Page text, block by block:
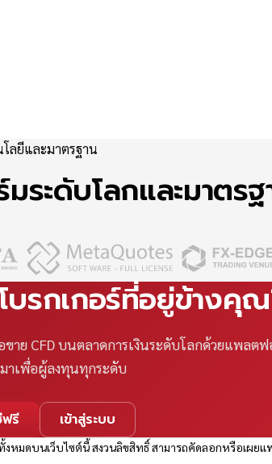
โลยีและมาตรฐาน
ะดับโลกและมาตรฐ
บรกเกอร์ที่อยู่ข้างคุ
าย CFD บนตลาดการเงินระดับโลกด้วยแพลตฟ
าเพื่อผู้ลงทุนทุกระดับ
รี เข้าสู่ระบบ
งหมดบนเว็บไซต์นี้ สงวนลิขสิทธิ์ สามารถคัดลอกหรือเผ